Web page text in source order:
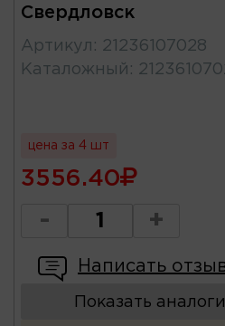
Свердловск
Артикул : 21236107028
Каталожный :
цена за 4 шт
3556.40
- +
Написать
Показать аналоги